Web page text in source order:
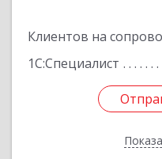
Клиентов на
1С:Специалист